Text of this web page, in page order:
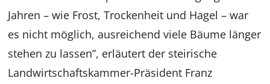
Jahren – wie Frost, Trockenheit und Hagel – war
es nicht möglich, ausreichend viele Bäume länger
stehen zu lassen”, erläutert der steirische
Landwirtschaftskammer-Präsident Franz